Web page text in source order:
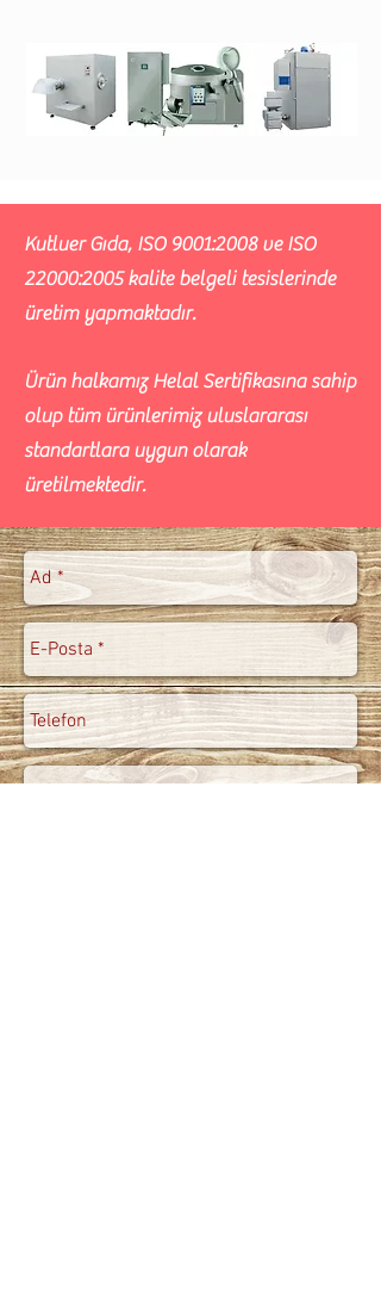
Kutluer Gıda, ISO 9001:2008 ve ISO
22000:2005 kalite belgeli tesislerinde
üretim yapmaktadır.
Ürün halkamız Helal Sertifikasına sahip
olup tüm ürünlerimiz uluslararası
standartlara uygun olarak
üretilmektedir.